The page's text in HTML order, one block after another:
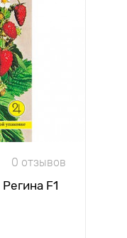
0 отзывов
F1